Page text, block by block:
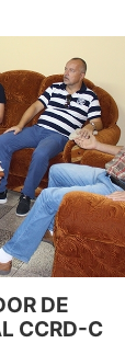
DE
CCRD-C